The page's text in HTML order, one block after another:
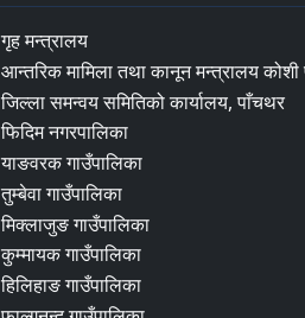
गृह मन्त्रालय
आन्तरिक मामिला तथा कानून मन्त्रालय
जिल्ला समन्वय समितिको कार्यालय, पाँचथर
फिदिम नगरपालिका
याङवरक गाउँपालिका
तुम्बेवा गाउँपालिका
मिक्लाजुङ गाउँपालिका
कुम्मायक गाउँपालिका
हिलिहाङ गाउँपालिका